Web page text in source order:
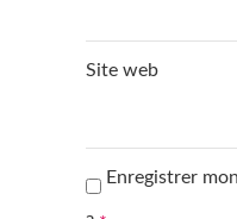
Site web
Enregistrer